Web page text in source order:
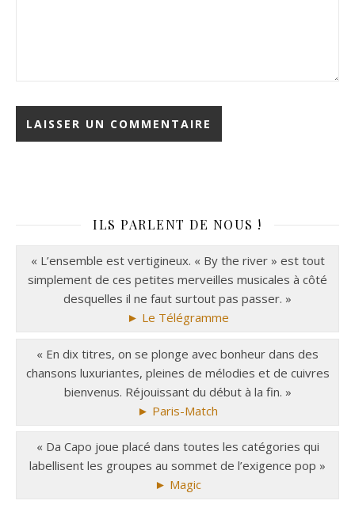
ILS PARLENT DE NOUS !
« L’ensemble est vertigineux. « By the river » est tout
simplement de ces petites merveilles musicales à côté
desquelles il ne faut surtout pas passer. »
► Le Télégramme
« En dix titres, on se plonge avec bonheur dans des
chansons luxuriantes, pleines de mélodies et de cuivres
bienvenus. Réjouissant du début à la fin. »
► Paris-Match
« Da Capo joue placé dans toutes les catégories qui
labellisent les groupes au sommet de l’exigence pop »
► Magic